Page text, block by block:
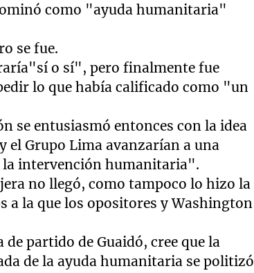
como "ayuda humanitaria"
se fue.
o sí", pero finalmente fue
lo que había calificado como "un
se entusiasmó entonces con la idea
el Grupo Lima avanzarían a una
la intervención humanitaria".
no llegó, como tampoco lo hizo la
a la que los opositores y Washington
partido de Guaidó, cree que la
de la ayuda humanitaria se politizó